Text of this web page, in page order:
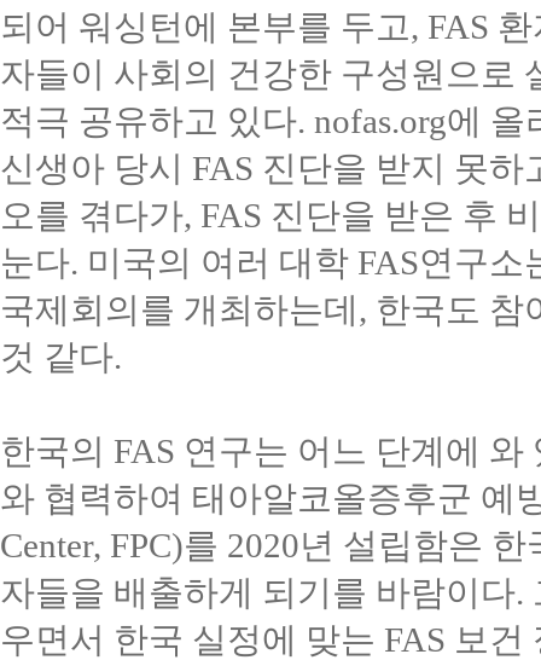
되어 워싱턴에 본부를 두고, FAS
자들이 사회의 건강한 구성원으로
적극 공유하고 있다. nofas.org에 올
신생아 당시 FAS 진단을 받지 못하
오를 겪다가, FAS 진단을 받은 후
눈다. 미국의 여러 대학 FAS연구소
국제회의를 개최하는데, 한국도 참
것 같다.
한국의 FAS 연구는 어느 단계에 와
와 협력하여 태아알코올증후군 예
Center, FPC)를 2020년 설립함은
자들을 배출하게 되기를 바람이다.
우면서 한국 실정에 맞는 FAS 보건